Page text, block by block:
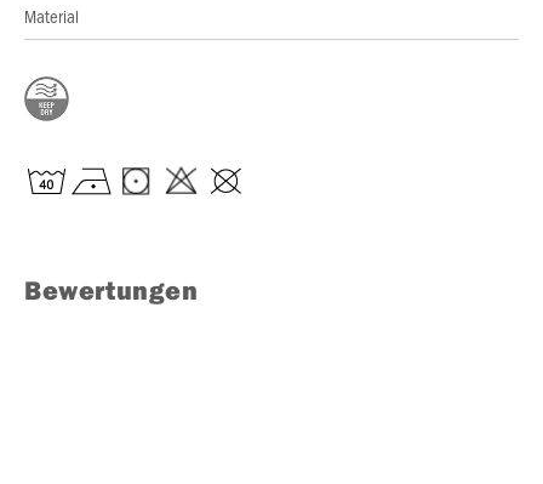
Material
Bewertungen